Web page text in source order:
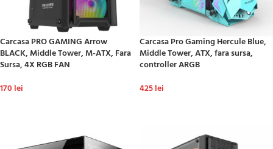
Carcasa PRO GAMING Arrow
BLACK, Middle Tower, M-ATX, Fara
Sursa, 4X RGB FAN
170 lei
Carcasa Pro Gaming Hercule Blue,
Middle Tower, ATX, fara sursa,
controller ARGB
425lei